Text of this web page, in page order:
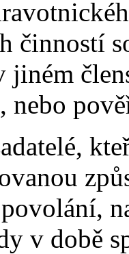
činností
jiném
nebo
v době